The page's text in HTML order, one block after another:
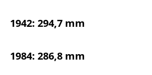
1942: 294,7 mm
1984: 286,8 mm